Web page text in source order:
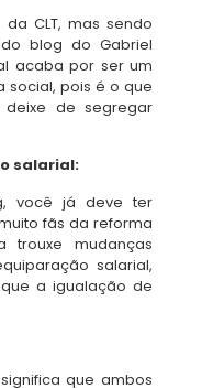
CLT, mas sendo
blog do Gabriel
acaba por ser um
social, pois é o que
de segregar
salarial:
você já deve ter
fãs da reforma
trouxe mudanças
salarial,
a igualação de
que ambos